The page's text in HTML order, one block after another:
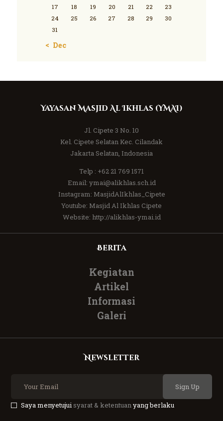
17
18 19 20 21 22
23
24
25 26 27 28 29
30
31
« Dec
Yayasan Masjid Al Ikhlas (YMAI)
Jl. Cipete 3 No. 10
Kel. Cipete Selatan Kec. Cilandak
Jakarta Selatan, Indonesia
Telp : +62 21 769 1571
Email: ymai@alikhlas.sch.id
Instagram: MasjidAlIkhlas_Cipete
Youtube: Masjid Al Ikhlas Cipete
Website: http://alikhlas-ymai.id
Berita
Kegiatan
Artikel
Informasi
Galeri
Newsletter
Sign Up
Saya menyetujuisyarat & ketentuanyang berlaku